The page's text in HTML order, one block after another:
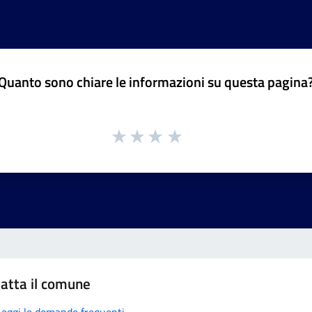
sono chiare le informazioni su questa
il comune